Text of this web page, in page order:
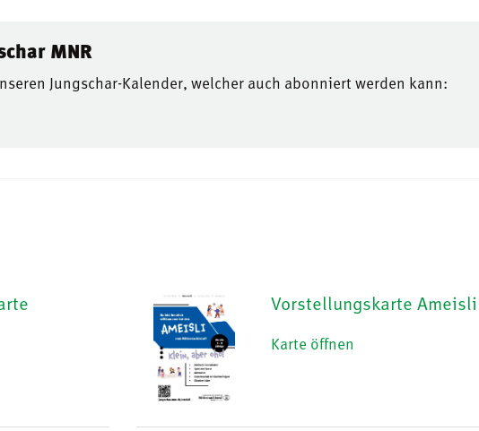
MNR
Jungschar-Kalender, welcher auch abonniert werden kann:
Vorstellungskarte Ameisli
Karte öffnen